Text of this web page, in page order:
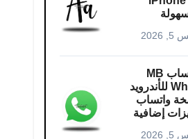
تنزيل واتساب MB
WhatsAPP للأندرويد
واتساب
إضافية